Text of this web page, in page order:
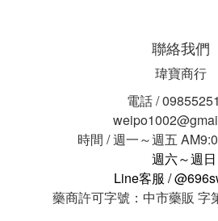
聯絡我們
瑋寶商行
電話 /
時間 / 週一～週五
週六～週
Line客服 /
藥商許可字號：中市藥販 字